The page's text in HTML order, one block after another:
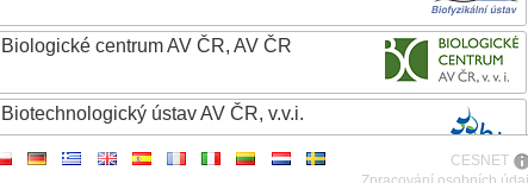
Biologické centrum AV ČR, AV ČR
Biotechnologický ústav AV ČR, v.v.i.
CESNET